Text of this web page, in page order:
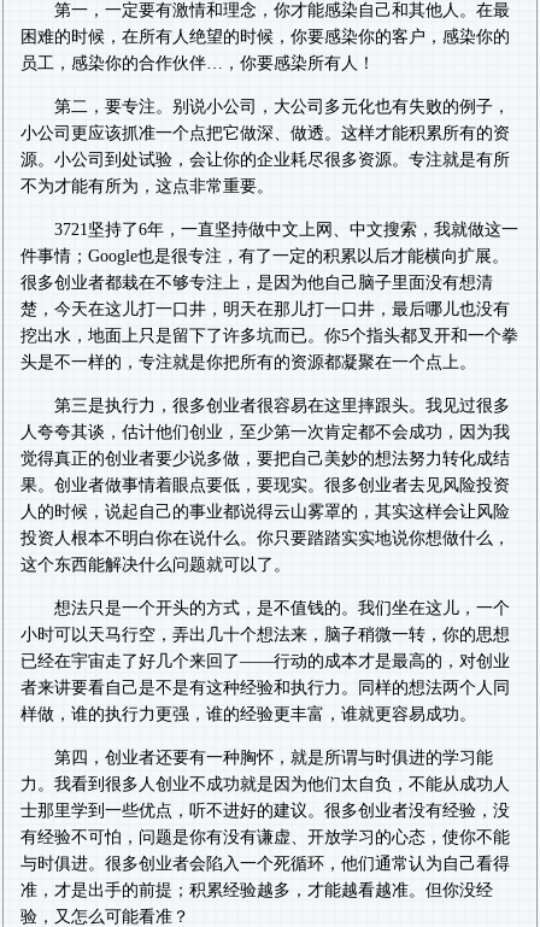
第一，一定要有激情和理念，你才能感染自己和其他人。在最
困难的时候，在所有人绝望的时候，你要感染你的客户，感染你的
员工，感染你的合作伙伴…，你要感染所有人！
第二，要专注。别说小公司，大公司多元化也有失败的例子，
小公司更应该抓准一个点把它做深、做透。这样才能积累所有的资
源。小公司到处试验，会让你的企业耗尽很多资源。专注就是有所
不为才能有所为，这点非常重要。
3721坚持了6年，一直坚持做中文上网、中文搜索，我就做这一
件事情；Google也是很专注，有了一定的积累以后才能横向扩展。
很多创业者都栽在不够专注上，是因为他自己脑子里面没有想清
楚，今天在这儿打一口井，明天在那儿打一口井，最后哪儿也没有
挖出水，地面上只是留下了许多坑而已。你5个指头都叉开和一个拳
头是不一样的，专注就是你把所有的资源都凝聚在一个点上。
第三是执行力，很多创业者很容易在这里摔跟头。我见过很多
人夸夸其谈，估计他们创业，至少第一次肯定都不会成功，因为我
觉得真正的创业者要少说多做，要把自己美妙的想法努力转化成结
果。创业者做事情着眼点要低，要现实。很多创业者去见风险投资
人的时候，说起自己的事业都说得云山雾罩的，其实这样会让风险
投资人根本不明白你在说什么。你只要踏踏实实地说你想做什么，
这个东西能解决什么问题就可以了。
想法只是一个开头的方式，是不值钱的。我们坐在这儿，一个
小时可以天马行空，弄出几十个想法来，脑子稍微一转，你的思想
已经在宇宙走了好几个来回了——行动的成本才是最高的，对创业
者来讲要看自己是不是有这种经验和执行力。同样的想法两个人同
样做，谁的执行力更强，谁的经验更丰富，谁就更容易成功。
第四，创业者还要有一种胸怀，就是所谓与时俱进的学习能
力。我看到很多人创业不成功就是因为他们太自负，不能从成功人
士那里学到一些优点，听不进好的建议。很多创业者没有经验，没
有经验不可怕，问题是你有没有谦虚、开放学习的心态，使你不能
与时俱进。很多创业者会陷入一个死循环，他们通常认为自己看得
准，才是出手的前提；积累经验越多，才能越看越准。但你没经
验，又怎么可能看准？